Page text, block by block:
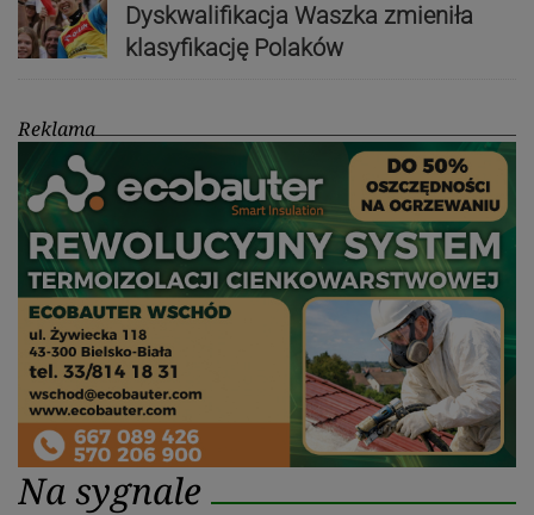
Dyskwalifikacja Waszka zmieniła
klasyfikację Polaków
Reklama
Na sygnale